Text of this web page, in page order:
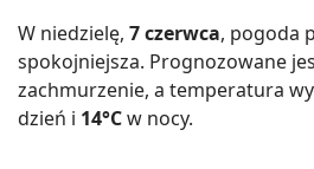
W niedzielę, 7 czerwca, pogoda
spokojniejsza. Prognozowane
zachmurzenie, a temperatura
dzień i 14°Cw nocy.